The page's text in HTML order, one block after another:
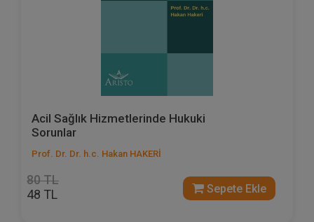
Acil Sağlık Hizmetlerinde Hukuki
Sorunlar
Prof. Dr. Dr. h.c. Hakan HAKERİ
80 TL
48 TL Sepete Ekle